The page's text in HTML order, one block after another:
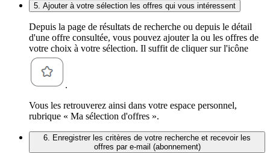
5. Ajouter à votre sélection les offres qui vous intéressent
Depuis la page de résultats de recherche ou depuis le détail
d'une offre consultée, vous pouvez ajouter la ou les offres de
votre choix à votre sélection. Il suffit de cliquer sur l'icône
.
Vous les retrouverez ainsi dans votre espace personnel,
rubrique « Ma sélection d'offres ».
6. Enregistrer les critères de votre recherche et recevoir les
offres par e-mail (abonnement)